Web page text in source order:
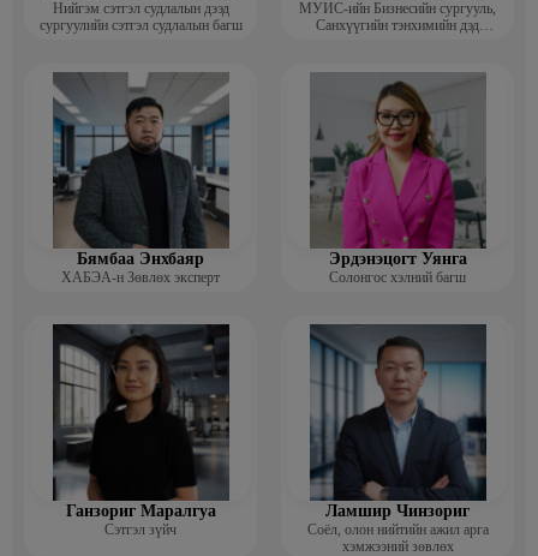
Нийгэм сэтгэл судлалын дээд
сургуулийн сэтгэл судлалын багш
МУИС-ийн Бизнесийн сургууль,
Санхүүгийн тэнхимийн дэд
Бямбаа Энхбаяр
ХАБЭА-н Зөвлөх эксперт
Эрдэнэцогт Уянга
Солонгос хэлний багш
Ганзориг Маралгуа
Сэтгэл зүйч
Ламшир Чинзориг
Соёл, олон нийтийн ажил арга
хэмжээний зөвлөх